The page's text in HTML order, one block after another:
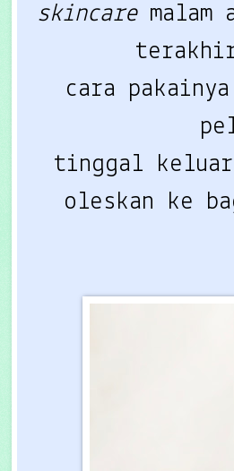
skincare
cara
tinggal
oleskan ke